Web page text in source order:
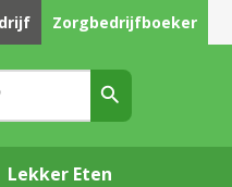
Zorgbedrijfboeker
Lekker Eten